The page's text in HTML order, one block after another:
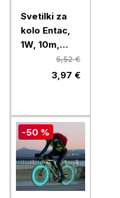
Svetilki za
kolo Entac,
1W, 10m,
2xCR20325,52 €
3,97 €
-50 %